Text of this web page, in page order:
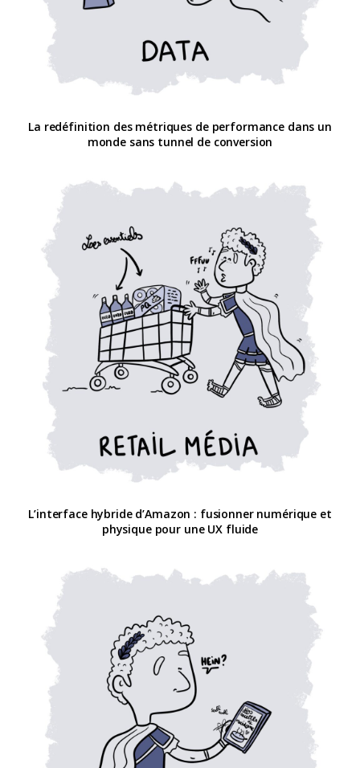
La redéfinition des métriques de performance dans un
monde sans tunnel de conversion
L’interface hybride d’Amazon : fusionner numérique et
physique pour une UX fluide